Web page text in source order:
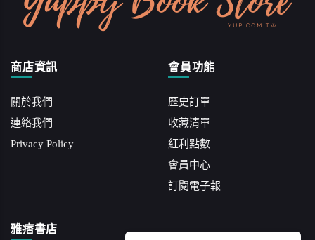
商店資訊
關於我們
連絡我們
Privacy Policy
會員功能
歷史訂單
收藏清單
紅利點數
會員中心
訂閱電子報
雅痞書店